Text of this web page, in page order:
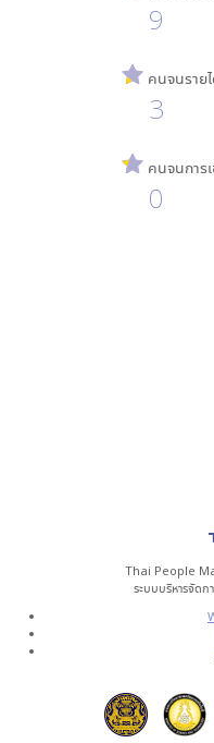
9
คนจนราย
3
คนจนการ
0
Thai People
ระบบบริหารจัด